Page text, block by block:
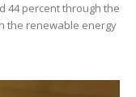
44 percent through the
the renewable energy